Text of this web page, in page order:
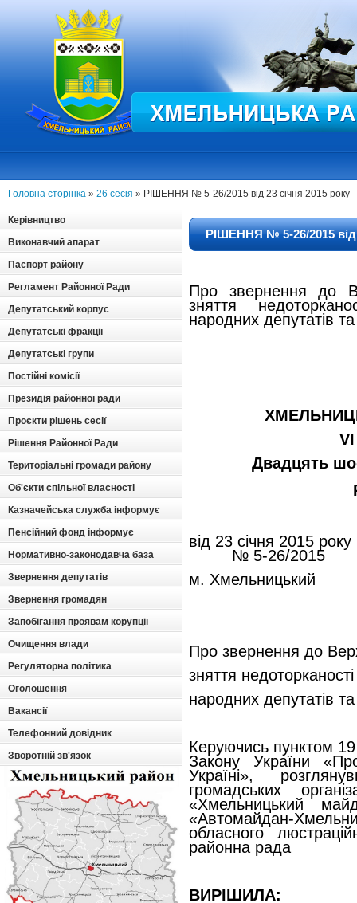
Головна сторінка » 26 сесія » РІШЕННЯ № 5-26/2015 від 23 січня 2015 року
Керівництво
Виконавчий апарат
Паспорт району
Регламент Районної Ради
Депутатський корпус
Депутатські фракції
Депутатські групи
Постійні комісії
Президія районної ради
Проєкти рішень сесії
Рішення Районної Ради
Територіальні громади району
Об'єкти спільної власності
Казначейська служба інформує
Пенсійний фонд інформує
Нормативно-законодавча база
Звернення депутатів
Звернення громадян
Запобігання проявам корупції
Очищення влади
Регуляторна політика
Оголошення
Вакансії
Телефонний довідник
Зворотній зв'язок
РІШЕННЯ № 5-26/2015 від
Про звернення до
зняття
народних депутатів та
Двадцять
від 23
№ 5-26/2015
м. Хмельницький
Про звернення до
зняття
народних депутатів та
Керуючись пунктом
Закону України
Україні»,
громадських
«Хмельницький
«Автомайдан-
обласного
районна рада
ВИРІШИЛА: